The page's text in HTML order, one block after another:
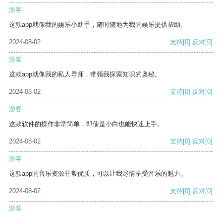
游客
这款app就像我的娱乐小助手，随时随地为我的娱乐提供帮助。
2024-08-02 支持[0] 反对[0]
游客
这款app就像我的私人导师，带领我探索知识的奥秘。
2024-08-02 支持[0] 反对[0]
游客
这款软件的操作非常简单，即使是小白也能快速上手。
2024-08-02 支持[0] 反对[0]
游客
这款app的音乐资源非常优质，可以让我尽情享受音乐的魅力。
2024-08-02 支持[0] 反对[0]
游客